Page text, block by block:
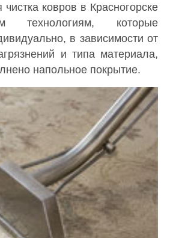
ковров в Красногорске
технологиям, которые
в зависимости от
и типа материала,
напольное покрытие.